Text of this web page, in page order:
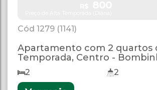
1279 (1141)
Apartamento com 2 quartos
Temporada, Centro -
2 2